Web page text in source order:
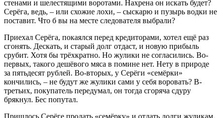
стенами и шелестящими воротами. Нахрена он искать будет?
Серёга, ведь, – или схожие лохи, – сыскарю и пузырь водки не
поставит. Что б вы на месте следователя выбрали?
Приехал Серёга, покаялся перед кредиторами, хотел ещё раз
сгонять. Дескать, и старый долг отдаст, и новую прибыль
срубит. Хотя бы трёхкратно. Но жулики не согласились. Во-
первых, такого дешёвого мяса в помине нет. Нету в природе
за пятьдесят рублей. Во-вторых, у Серёги «семёрки»
кончились, – не будут же жулики сами у себя воровать? В-
третьих, покупатель передумал, он тогда сгоряча сдуру
брякнул. Бес попутал.